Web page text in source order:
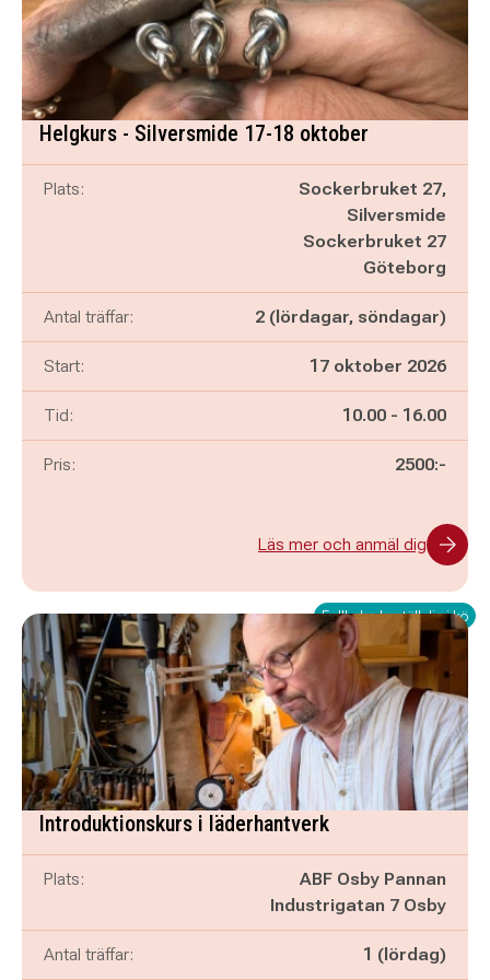
Helgkurs - Silversmide 17-18 oktober
Plats:
Sockerbruket 27,
Silversmide
Sockerbruket 27
Göteborg
Antal träffar: 2 (lördagar, söndagar)
Start: 17 oktober 2026
Tid: Pågår mellan
10.00 - och
16.00
Pris: 2500:-
Läs mer och anmäl dig
Fullbokad - ställ dig i kö
Introduktionskurs i läderhantverk
Plats:
ABF Osby Pannan
Industrigatan 7 Osby
Antal träffar: 1 (lördag)